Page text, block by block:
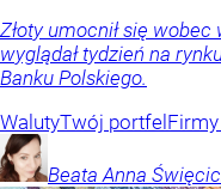
Złoty umocnił się
wyglądał tydzień na
Banku Polskiego.
WalutyTwój portfel
Beata Anna